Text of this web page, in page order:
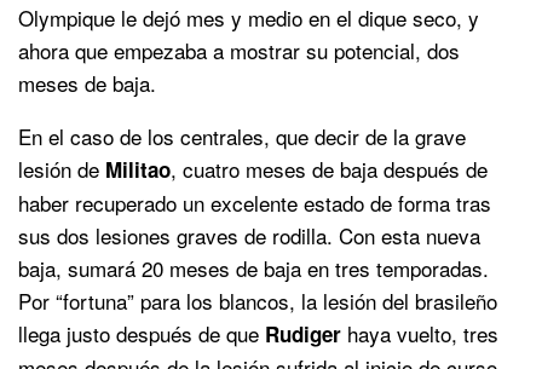
Olympique le dejó mes y medio en el dique seco, y
ahora que empezaba a mostrar su potencial, dos
meses de baja.
En el caso de los centrales, que decir de la grave
lesión de Militao, cuatro meses de baja después de
haber recuperado un excelente estado de forma tras
sus dos lesiones graves de rodilla. Con esta nueva
baja, sumará 20 meses de baja en tres temporadas.
Por “fortuna” para los blancos, la lesión del brasileño
llega justo después de que Rudiger haya vuelto, tres